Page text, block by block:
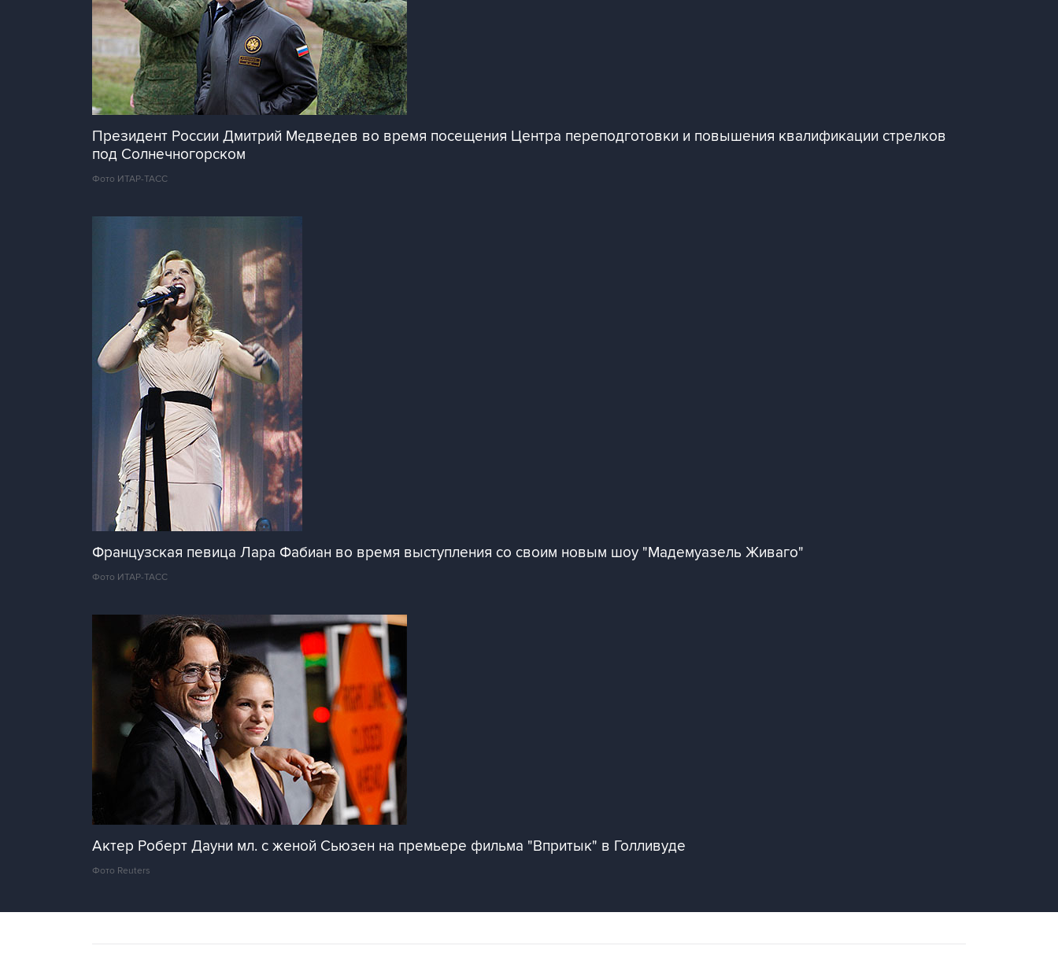
Президент России Дмитрий Медведев во время посещения Центра переподготовки и повышения квалификации стрелков
под Солнечногорском
Фото ИТАР-ТАСС
Французская певица Лара Фабиан во время выступления со своим новым шоу "Мадемуазель Живаго"
Фото ИТАР-ТАСС
Актер Роберт Дауни мл. с женой Сьюзен на премьере фильма "Впритык" в Голливуде
Фото Reuters